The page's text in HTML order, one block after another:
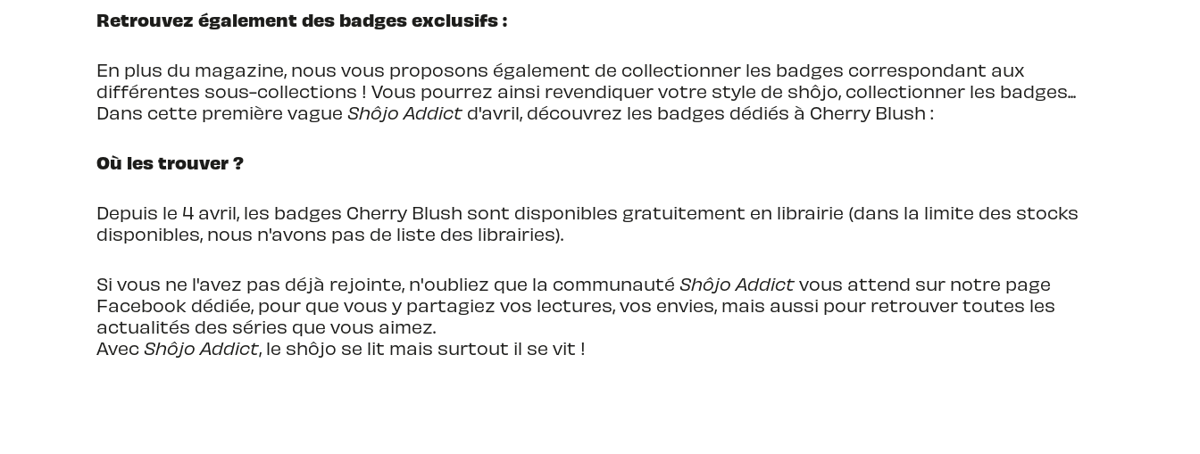
Retrouvez également des badges exclusifs :
En plus du magazine, nous vous proposons également de collectionner les badges correspondant aux
différentes sous-collections ! Vous pourrez ainsi revendiquer votre style de shôjo, collectionner les badges...
Dans cette première vague Shôjo Addict d'avril, découvrez les badges dédiés à Cherry Blush :
Où les trouver ?
Depuis le 4 avril, les badges Cherry Blush sont disponibles gratuitement en librairie (dans la limite des stocks
disponibles, nous n'avons pas de liste des librairies).
Si vous ne l'avez pas déjà rejointe, n'oubliez que la communauté Shôjo Addict vous attend sur notre page
Facebook dédiée, pour que vous y partagiez vos lectures, vos envies, mais aussi pour retrouver toutes les
actualités des séries que vous aimez.
Avec Shôjo Addict, le shôjo se lit mais surtout il se vit !